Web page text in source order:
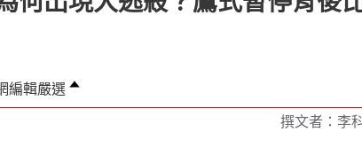
編輯嚴選
撰文者：李